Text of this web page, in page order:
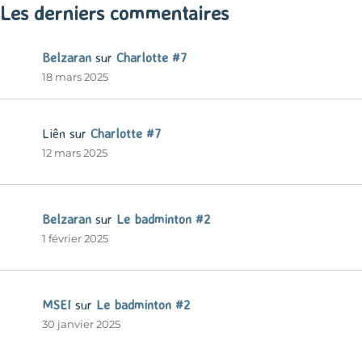
Les derniers commentaires
Belzaran sur Charlotte #7
18 mars 2025
Liên sur Charlotte #7
12 mars 2025
Belzaran sur Le badminton #2
1 février 2025
MSEI sur Le badminton #2
30 janvier 2025